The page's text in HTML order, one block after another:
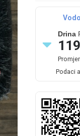
Drina
119
Podaci